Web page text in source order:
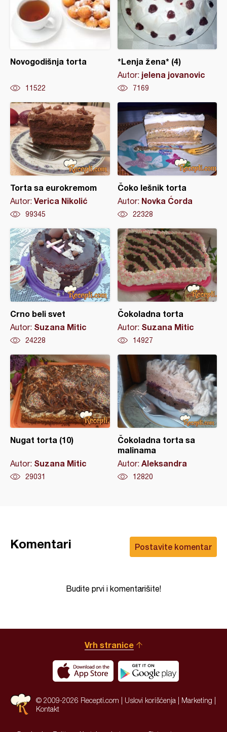
Novogodišnja torta
11522
*Lenja žena* (4)
Autor: jelena jovanovic
7169
Torta sa eurokremom
Autor: Verica Nikolić
99345
Čoko lešnik torta
Autor: Novka Ćorda
22328
Crno beli svet
Autor: Suzana Mitic
24228
Čokoladna torta
Autor: Suzana Mitic
14927
Nugat torta (10)
Autor: Suzana Mitic
29031
Čokoladna torta sa
malinama
Autor: Aleksandra
12820
Postavite komentar
Komentari
Budite prvi i komentarišite!
Vrh stranice
© 2009-2026 Recepti.com | Uslovi korišćenja Marketing
Kontakt